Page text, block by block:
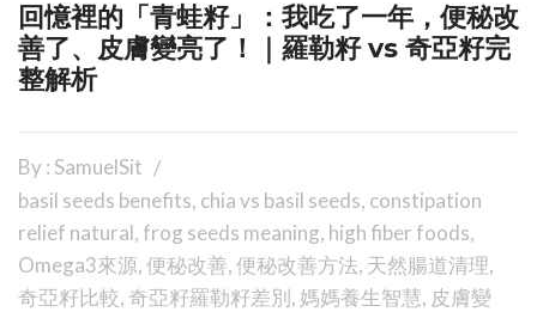
回憶裡的「青蛙籽」：我吃了一年，便秘改
善了、皮膚變亮了！｜羅勒籽 vs 奇亞籽完
整解析
By : SamuelSit
basil seeds benefits, chia vs basil seeds, constipation
relief natural,frog seeds meaning, high fiber foods,
Omega3來源,便秘改善,便秘改善方法, 天然腸道清理,
奇亞籽比較,奇亞籽羅勒籽差別, 媽媽養生智慧, 皮膚變